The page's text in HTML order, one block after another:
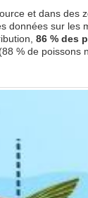
et dans des
données sur les
86 % des
% de poissons